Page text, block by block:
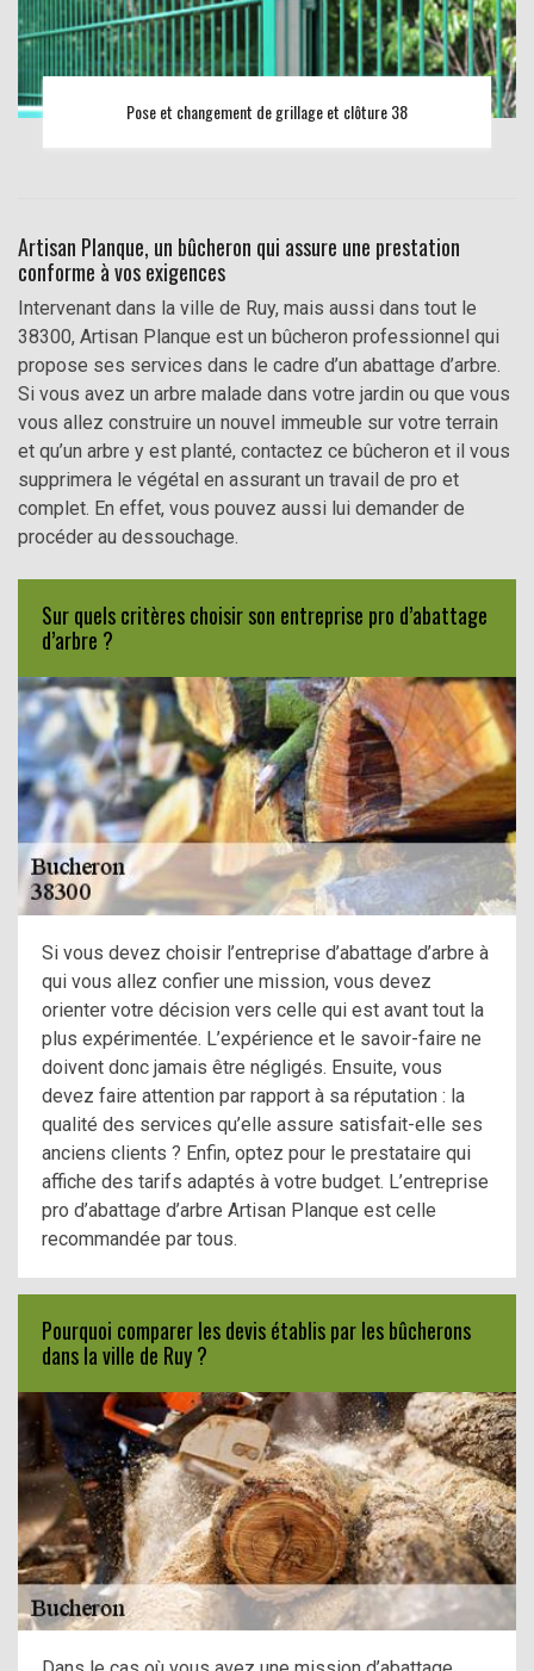
Pose et changement de grillage et clôture 38
Artisan Planque, un bûcheron qui assure une prestation
conforme à vos exigences
Intervenant dans la ville de Ruy, mais aussi dans tout le
38300, Artisan Planque est un bûcheron professionnel qui
propose ses services dans le cadre d’un abattage d’arbre.
Si vous avez un arbre malade dans votre jardin ou que vous
vous allez construire un nouvel immeuble sur votre terrain
et qu’un arbre y est planté, contactez ce bûcheron et il vous
supprimera le végétal en assurant un travail de pro et
complet. En effet, vous pouvez aussi lui demander de
procéder au dessouchage.
Sur quels critères choisir son entreprise pro d’abattage
d’arbre ?
Si vous devez choisir l’entreprise d’abattage d’arbre à
qui vous allez confier une mission, vous devez
orienter votre décision vers celle qui est avant tout la
plus expérimentée. L’expérience et le savoir-faire ne
doivent donc jamais être négligés. Ensuite, vous
devez faire attention par rapport à sa réputation : la
qualité des services qu’elle assure satisfait-elle ses
anciens clients ? Enfin, optez pour le prestataire qui
affiche des tarifs adaptés à votre budget. L’entreprise
pro d’abattage d’arbre Artisan Planque est celle
recommandée par tous.
Pourquoi comparer les devis établis par les bûcherons
dans la ville de Ruy ?